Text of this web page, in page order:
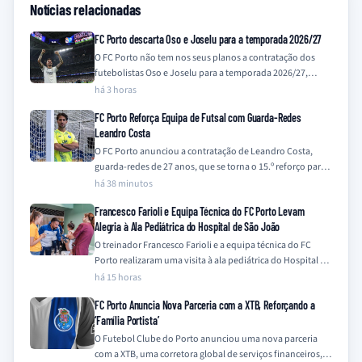
Notícias relacionadas
FC Porto descarta Oso e Joselu para a temporada 2026/27
O FC Porto não tem nos seus planos a contratação dos
futebolistas Oso e Joselu para a temporada 2026/27,
contrariando recentes especulações…
há 3 horas
FC Porto Reforça Equipa de Futsal com Guarda-Redes
Leandro Costa
O FC Porto anunciou a contratação de Leandro Costa,
guarda-redes de 27 anos, que se torna o 15.º reforço para a
equipa…
há 38 minutos
Francesco Farioli e Equipa Técnica do FC Porto Levam
Alegria à Ala Pediátrica do Hospital de São João
O treinador Francesco Farioli e a equipa técnica do FC
Porto realizaram uma visita à ala pediátrica do Hospital de
São João,…
há 15 horas
FC Porto Anuncia Nova Parceria com a XTB, Reforçando a
‘Família Portista’
O Futebol Clube do Porto anunciou uma nova parceria
com a XTB, uma corretora global de serviços financeiros,